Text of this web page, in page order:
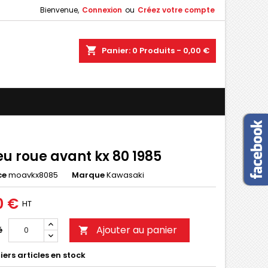
Bienvenue, Connexion ou Créez votre compte
shopping_cart Panier: 0 Produits - 0,00 €
roue avant kx 80 1985
moavkx8085 MarqueKawasaki
€ HT
 Ajouter au panier
articles en stock